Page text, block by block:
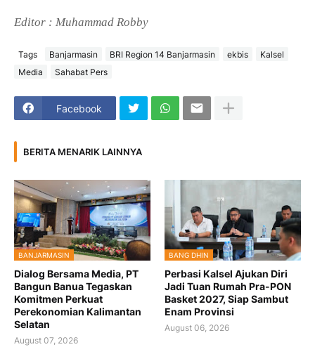
Editor : Muhammad Robby
Tags Banjarmasin BRI Region 14 Banjarmasin ekbis
Kalsel
Media
Sahabat Pers
Facebook
BERITA MENARIK LAINNYA
BANJARMASIN
Dialog Bersama Media, PT
Bangun Banua Tegaskan
Komitmen Perkuat
Perekonomian Kalimantan
Selatan
August 07, 2026
BANG DHIN
Perbasi Kalsel Ajukan Diri
Jadi Tuan Rumah Pra-PON
Basket 2027, Siap Sambut
Enam Provinsi
August 06, 2026